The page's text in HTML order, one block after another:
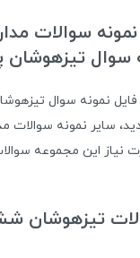
نمونه سوالات
سوال
نمونه سوال
سایر نمونه سوالات
نیاز این مجموعه
تیزهوشان